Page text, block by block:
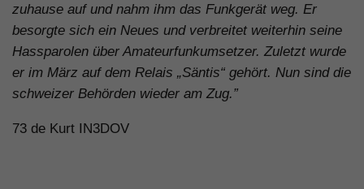
zuhause auf und nahm ihm das Funkgerät weg. Er
besorgte sich ein Neues und verbreitet weiterhin seine
Hassparolen über Amateurfunkumsetzer. Zuletzt wurde
er im März auf dem Relais „Säntis“ gehört. Nun sind die
schweizer Behörden wieder am Zug.”
73 de Kurt IN3DOV